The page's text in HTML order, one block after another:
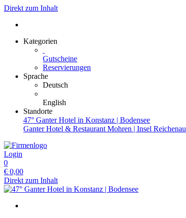
Direkt zum Inhalt
Kategorien
Gutscheine
Reservierungen
Sprache
Deutsch
English
Standorte
47° Ganter Hotel in Konstanz | Bodensee
Ganter Hotel & Restaurant Mohren | Insel Reichenau
Login
0
€ 0,00
Direkt zum Inhalt